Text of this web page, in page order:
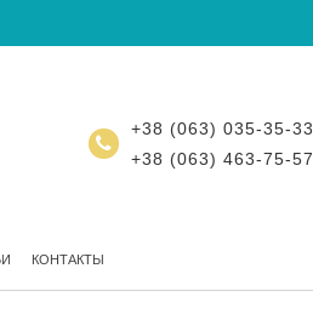
+38 (063) 035-35-33
+38 (063) 463-75-57
КОНТАКТЫ